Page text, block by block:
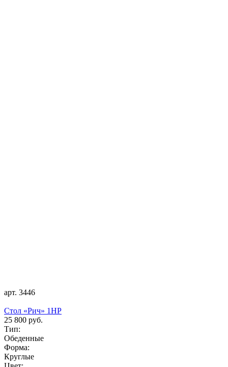
арт. 3446
Стол «Рич» 1НР
25 800 руб.
Тип:
Обеденные
Форма:
Круглые